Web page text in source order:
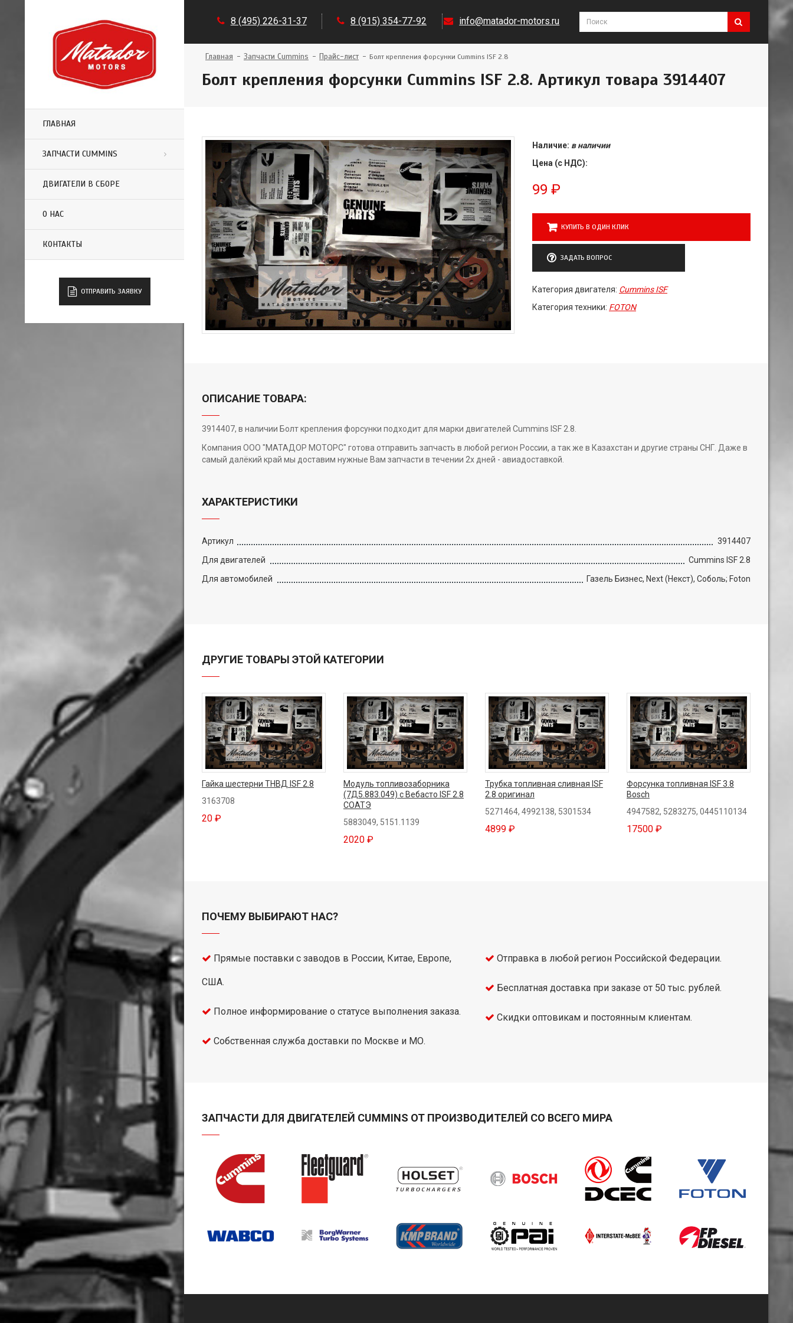
ГЛАВНАЯ
ЗАПЧАСТИ CUMMINS
ДВИГАТЕЛИ В СБОРЕ
О НАС
КОНТАКТЫ
ОТПРАВИТЬ ЗАЯВКУ
8 (495) 226-31-37 8 (915) 354-77-92 info@matador-motors.ru
Главная Запчасти Cummins Прайс-лист Болт крепления форсунки Cummins ISF 2.8
Болт крепления форсунки Cummins ISF 2.8. Артикул товара 3914407
Наличие: в наличии
Цена (с НДС):
99 ₽
КУПИТЬ В ОДИН КЛИК
ЗАДАТЬ ВОПРОС
Категория двигателя: Cummins ISF
Категория техники: FOTON
ОПИСАНИЕ ТОВАРА:
3914407, в наличии Болт крепления форсунки подходит для марки двигателей Cummins ISF 2.8.
Компания ООО "МАТАДОР МОТОРС" готова отправить запчасть в любой регион России, а так же в Казахстан и другие страны СНГ. Даже в
самый далёкий край мы доставим нужные Вам запчасти в течении 2х дней - авиадоставкой.
ХАРАКТЕРИСТИКИ
Артикул
3914407
Для двигателей
Cummins ISF 2.8
Для автомобилей
Газель Бизнес, Next (Некст), Соболь; Foton
ДРУГИЕ ТОВАРЫ ЭТОЙ КАТЕГОРИИ
Гайка шестерни ТНВД ISF 2.8
3163708
20 ₽
Модуль топливозаборника
(7Д5.883.049) с Вебасто ISF 2.8
СОАТЭ
5883049, 5151.1139
2020 ₽
Трубка топливная сливная ISF
2.8 оригинал
5271464, 4992138, 5301534
4899 ₽
Форсунка топливная ISF 3.8
Bosch
4947582, 5283275, 0445110134
17500 ₽
ПОЧЕМУ ВЫБИРАЮТ НАС?
Прямые поставки с заводов в России, Китае, Европе,
США.
Полное информирование о статусе выполнения заказа.
Собственная служба доставки по Москве и МО.
Отправка в любой регион Российской Федерации.
Бесплатная доставка при заказе от 50 тыс. рублей.
Скидки оптовикам и постоянным клиентам.
ЗАПЧАСТИ ДЛЯ ДВИГАТЕЛЕЙ CUMMINS ОТ ПРОИЗВОДИТЕЛЕЙ СО ВСЕГО МИРА